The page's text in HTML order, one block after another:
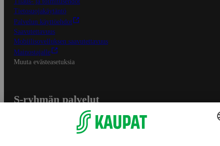
Tietosuojakäytäntö
Palvelun käyttöehdot
Saavutettavuus
Mobiilisovelluksen saavutettavuus
Mainostajalle
Muuta evästeasetuksia
S-ryhmän palvelut